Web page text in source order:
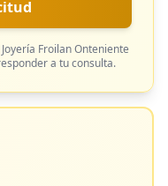
Joyería Froilan Onteniente
a tu consulta.